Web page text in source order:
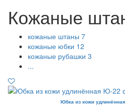
Кожаные
кожаные штаны 7
кожаные юбки 12
кожаные рубашки 3
...
Юбка из кожи удлинённая